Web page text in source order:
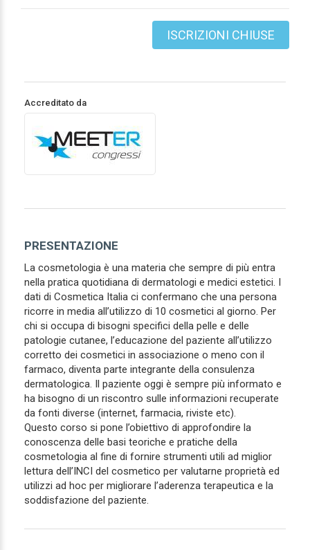
ISCRIZIONI CHIUSE
Accreditato da
PRESENTAZIONE
La cosmetologia è una materia che sempre di più entra
nella pratica quotidiana di dermatologi e medici estetici. I
dati di Cosmetica Italia ci confermano che una persona
ricorre in media all’utilizzo di 10 cosmetici al giorno. Per
chi si occupa di bisogni specifici della pelle e delle
patologie cutanee, l’educazione del paziente all’utilizzo
corretto dei cosmetici in associazione o meno con il
farmaco, diventa parte integrante della consulenza
dermatologica. Il paziente oggi è sempre più informato e
ha bisogno di un riscontro sulle informazioni recuperate
da fonti diverse (internet, farmacia, riviste etc).
Questo corso si pone l’obiettivo di approfondire la
conoscenza delle basi teoriche e pratiche della
cosmetologia al fine di fornire strumenti utili ad miglior
lettura dell’INCI del cosmetico per valutarne proprietà ed
utilizzi ad hoc per migliorare l’aderenza terapeutica e la
soddisfazione del paziente.